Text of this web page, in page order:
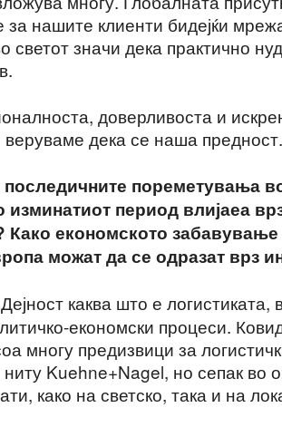
нашите клиенти бидејќи
светот значи дека практично
доверливоста и
дека се наша предност.
последичните пореметувања
период влијаеа
Како економското
можат да се одразат врз
Дејност каква што е
економски процеси.
многу предизвици за
Kuehne+Nagel, но сепак во
како на светско, така и на